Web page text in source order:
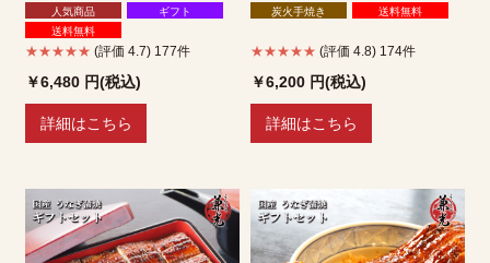
人気商品
ギフト
送料無料
★★★★★ (評価 4.7) 177件
￥6,480 円(税込)
詳細はこちら
炭火手焼き 送料無料
★★★★★ (評価 4.8) 174件
￥6,200 円(税込)
詳細はこちら